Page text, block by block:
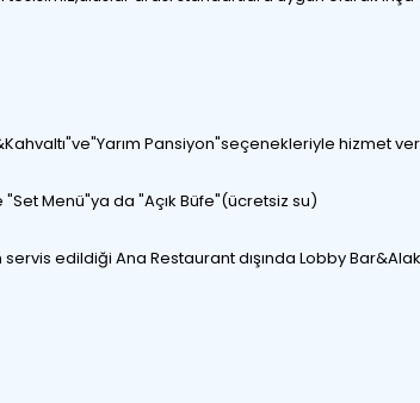
Pansiyon"seçenekleriyle hizmet
Menü"ya da "Açık Büfe"(ücretsiz su)
edildiği Ana Restaurant dışında Lobby